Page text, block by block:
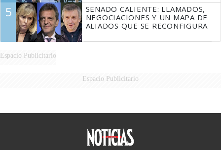
5
SENADO CALIENTE: LLAMADOS,
NEGOCIACIONES Y UN MAPA DE
ALIADOS QUE SE RECONFIGURA
Espacio Publicitario
Espacio Publicitario